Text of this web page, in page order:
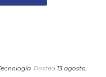
Posted 13 agosto,